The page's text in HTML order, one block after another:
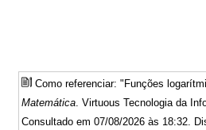
Como referenciar: "Funções
Matemática . Virtuous Tecnologia da
Consultado em 07/08/2026 às 18:32.